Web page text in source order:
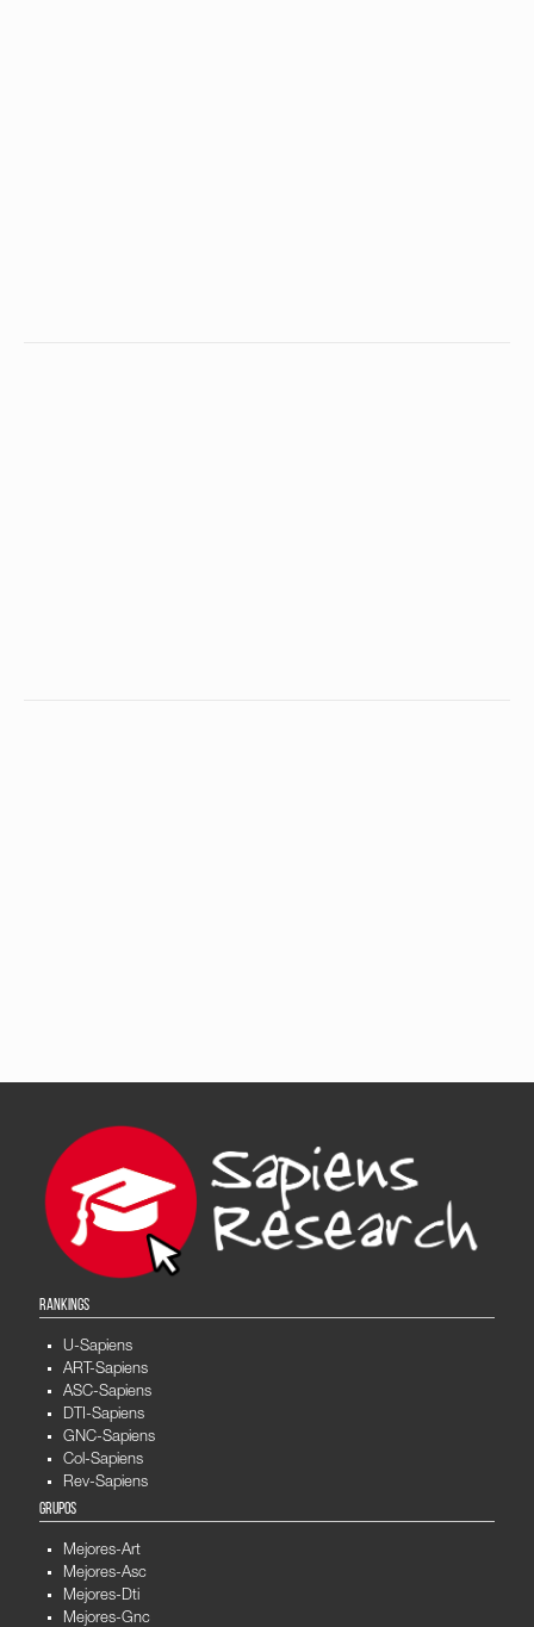
RANKINGS
U-Sapiens
ART-Sapiens
ASC-Sapiens
DTI-Sapiens
GNC-Sapiens
Col-Sapiens
Rev-Sapiens
GRUPOS
Mejores-Art
Mejores-Asc
Mejores-Dti
Mejores-Gnc